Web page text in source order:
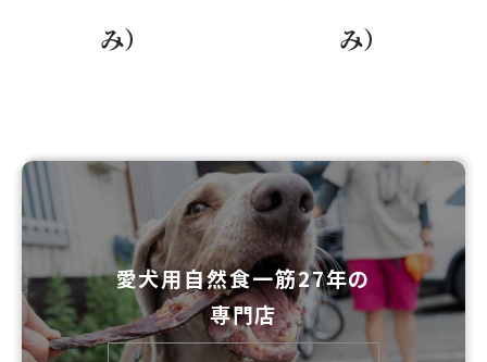
み）
み）
愛犬用自然食一筋27年の
専門店